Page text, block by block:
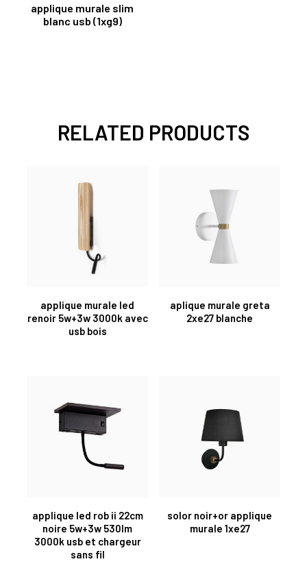
applique murale slim
blanc usb (1xg9)
RELATED PRODUCTS
applique murale led
renoir 5w+3w 3000k avec
usb bois
aplique murale greta
2xe27 blanche
applique led rob ii 22cm
noire 5w+3w 530lm
3000k usb et chargeur
sans fil
solor noir+or applique
murale 1xe27